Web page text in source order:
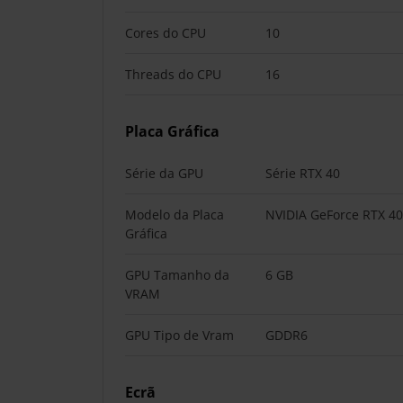
Cores do CPU 10
Threads do CPU 16
Placa Gráfica
Série da GPU Série RTX 40
Modelo da Placa
Gráfica
NVIDIA GeForce RTX
GPU Tamanho da
VRAM
6 GB
GPU Tipo de Vram GDDR6
Ecrã